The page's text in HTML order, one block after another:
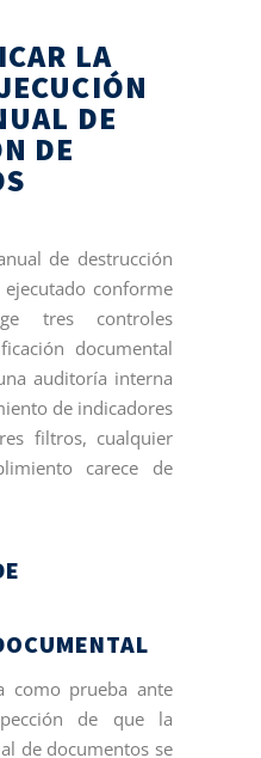
LA
DE
DE
de destrucción
conforme
tres controles
documental
auditoría interna
de indicadores
filtros, cualquier
carece de
como prueba ante
de que la
de documentos se